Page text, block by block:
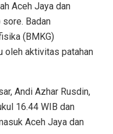
Aceh Jaya dan
Badan
(BMKG)
oleh aktivitas patahan
Andi Azhar Rusdin,
16.44 WIB dan
Aceh Jaya dan